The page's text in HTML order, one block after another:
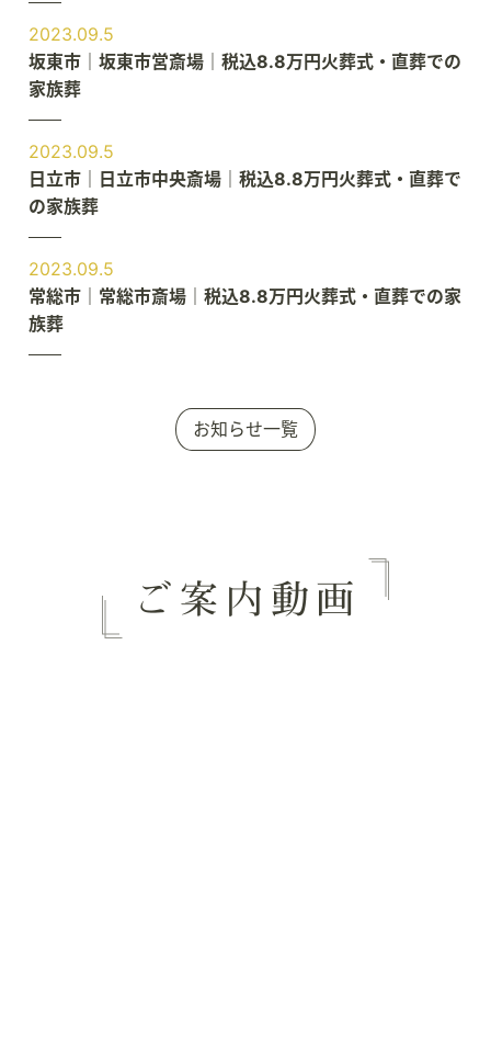
2023.09.5
坂東市｜坂東市営斎場｜税込8.8万円火葬式・直葬での
家族葬
2023.09.5
日立市｜日立市中央斎場｜税込8.8万円火葬式・直葬で
の家族葬
2023.09.5
常総市｜常総市斎場｜税込8.8万円火葬式・直葬での家
族葬
お知らせ一覧